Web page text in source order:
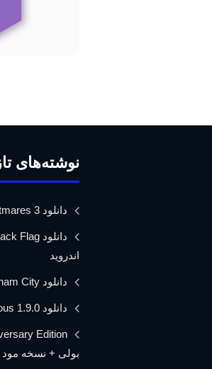
نوشته‌های
دانلود little nightmares 3 برای اندروید
اندروید
دانلود Batman: Arkham City برای اندروید
دانلود Blasphemous 1.9.0 برای اندروید
بولی + نسخه مود